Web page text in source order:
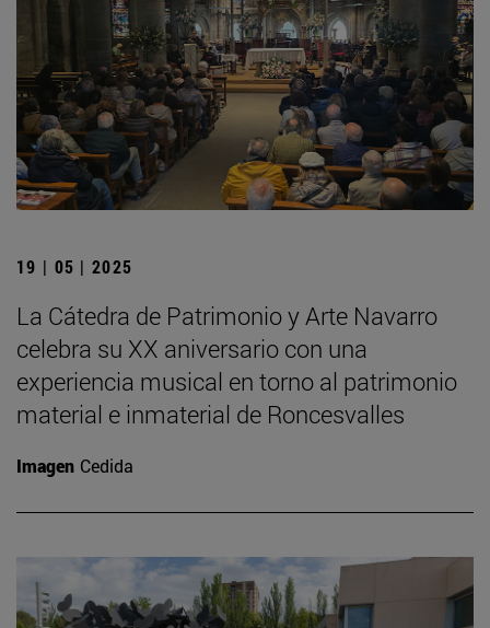
19 | 05 | 2025
La Cátedra de Patrimonio y Arte Navarro
celebra su XX aniversario con una
experiencia musical en torno al patrimonio
material e inmaterial de Roncesvalles
Imagen Cedida